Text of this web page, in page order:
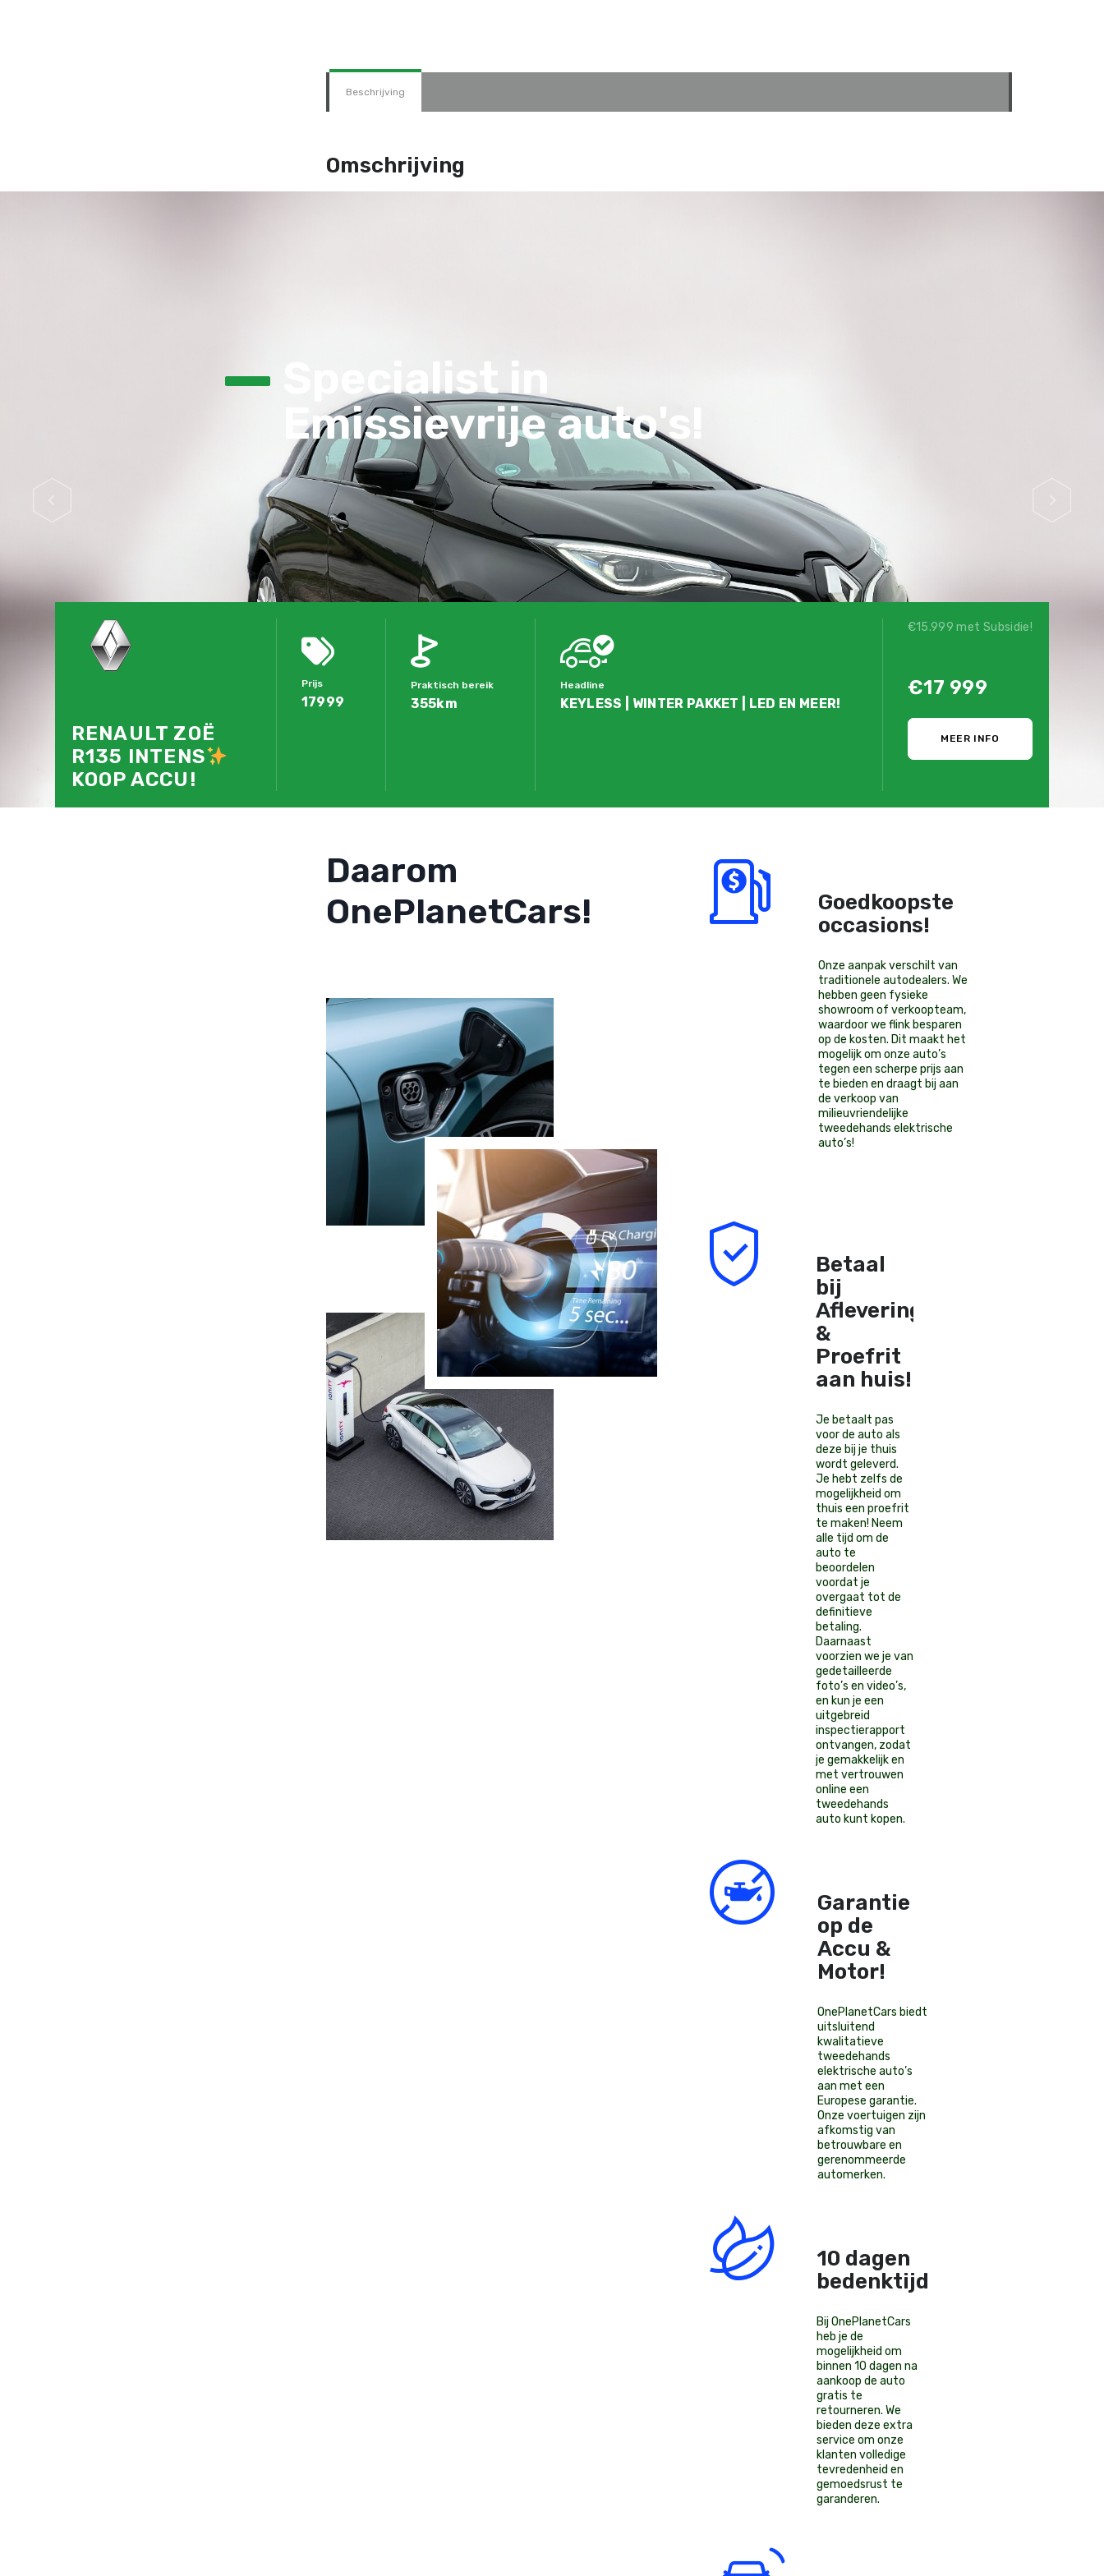
Beschrijving
Omschrijving
Specialist in
Emissievrije auto's!
RENAULT ZOË
R135 INTENS
KOOP ACCU!
Prijs
17999
Praktisch bereik
355km
Headline
KEYLESS | WINTER PAKKET | LED EN MEER!
€15.999 met Subsidie!
€17 999
MEER INFO
Daarom
OnePlanetCars!
Goedkoopste
occasions!
Onze aanpak verschilt van
traditionele autodealers. We
hebben geen fysieke
showroom of verkoopteam,
waardoor we flink besparen
op de kosten. Dit maakt het
mogelijk om onze auto’s
tegen een scherpe prijs aan
te bieden en draagt bij aan
de verkoop van
milieuvriendelijke
tweedehands elektrische
auto’s!
Betaal
bij
Aflevering
&
Proefrit
aan huis!
Je betaalt pas
voor de auto als
deze bij je thuis
wordt geleverd.
Je hebt zelfs de
mogelijkheid om
thuis een proefrit
te maken! Neem
alle tijd om de
auto te
beoordelen
voordat je
overgaat tot de
definitieve
betaling.
Daarnaast
voorzien we je van
gedetailleerde
foto’s en video’s,
en kun je een
uitgebreid
inspectierapport
ontvangen, zodat
je gemakkelijk en
met vertrouwen
online een
tweedehands
auto kunt kopen.
Garantie
op de
Accu &
Motor!
OnePlanetCars biedt
uitsluitend
kwalitatieve
tweedehands
elektrische auto’s
aan met een
Europese garantie.
Onze voertuigen zijn
afkomstig van
betrouwbare en
gerenommeerde
automerken.
10 dagen
bedenktijd!
Bij OnePlanetCars
heb je de
mogelijkheid om
binnen 10 dagen na
aankoop de auto
gratis te
retourneren. We
bieden deze extra
service om onze
klanten volledige
tevredenheid en
gemoedsrust te
garanderen.